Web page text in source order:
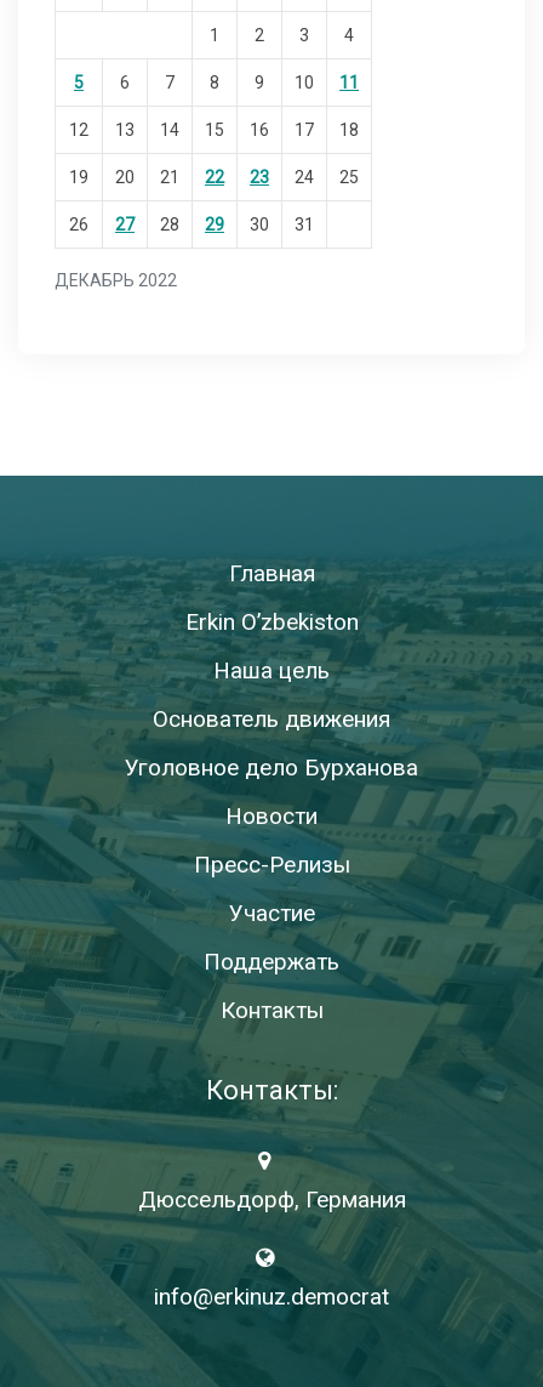
ДЕКАБРЬ 2022
1 2 3 4
5 6 7 8 9 10 11
12 13 14 15 16 17 18
19 20 21 22 23 24 25
26 27 28 29 30 31
Главная
Erkin O’zbekiston
Наша цель
Основатель движения
Уголовное дело Бурханова
Новости
Пресс-Релизы
Участие
Поддержать
Контакты
Контакты:
Дюссельдорф, Германия
info@erkinuz.democrat